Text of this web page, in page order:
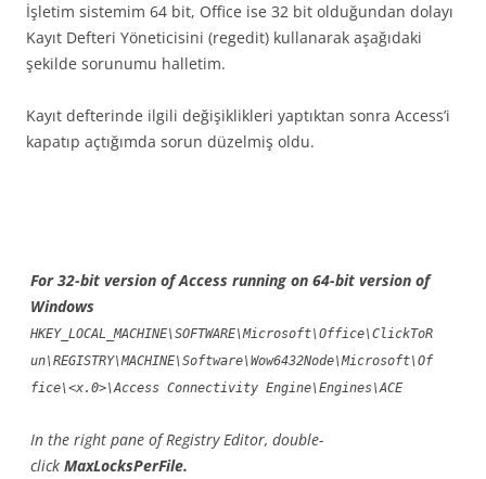
İşletim sistemim 64 bit, Office ise 32 bit olduğundan dolayı
Kayıt Defteri Yöneticisini (regedit) kullanarak aşağıdaki
şekilde sorunumu halletim.
Kayıt defterinde ilgili değişiklikleri yaptıktan sonra Access’i
kapatıp açtığımda sorun düzelmiş oldu.
For 32-bit version of Access running on 64-bit version of
Windows
HKEY_LOCAL_MACHINE\SOFTWARE\Microsoft\Office\ClickToR
un\REGISTRY\MACHINE\Software\Wow6432Node\Microsoft\Of
fice\<x.0>\Access Connectivity Engine\Engines\ACE
In the right pane of Registry Editor, double-
click MaxLocksPerFile.